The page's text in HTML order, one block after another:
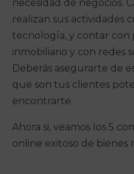
necesidad de negocios.
realizan sus actividades
tecnología, y contar con
inmobiliario y con redes
Deberás asegurarte de
que son tus clientes
encontrarte.
Ahora si, veamos los 5
online exitoso de bienes